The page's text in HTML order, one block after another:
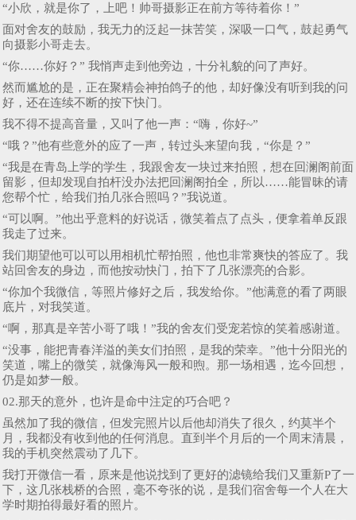
“小欣，就是你了，上吧！帅哥摄影正在前方等待着你！”
面对舍友的鼓励，我无力的泛起一抹苦笑，深吸一口气，鼓起勇气
向摄影小哥走去。
“你……你好？” 我悄声走到他旁边，十分礼貌的问了声好。
然而尴尬的是，正在聚精会神拍鸽子的他，却好像没有听到我的问
好，还在连续不断的按下快门。
我不得不提高音量，又叫了他一声：“嗨，你好~”
“哦？”他有些意外的应了一声，转过头来望向我，“你是？”
“我是在青岛上学的学生，我跟舍友一块过来拍照，想在回澜阁前面
留影，但却发现自拍杆没办法把回澜阁拍全，所以……能冒昧的请
您帮个忙，给我们拍几张合照吗？”我说道。
“可以啊。”他出乎意料的好说话，微笑着点了点头，便拿着单反跟
我走了过来。
我们期望他可以可以用相机忙帮拍照，他也非常爽快的答应了。我
站回舍友的身边，而他按动快门，拍下了几张漂亮的合影。
“你加个我微信，等照片修好之后，我发给你。”他满意的看了两眼
底片，对我笑道。
“啊，那真是辛苦小哥了哦！”我的舍友们受宠若惊的笑着感谢道。
“没事，能把青春洋溢的美女们拍照，是我的荣幸。”他十分阳光的
笑道，嘴上的微笑，就像海风一般和煦。那一场相遇，迄今回想，
仍是如梦一般。
02.那天的意外，也许是命中注定的巧合吧？
虽然加了我的微信，但发完照片以后他却消失了很久，约莫半个
月，我都没有收到他的任何消息。直到半个月后的一个周末清晨，
我的手机突然震动了几下。
我打开微信一看，原来是他说找到了更好的滤镜给我们又重新P了一
下，这几张栈桥的合照，毫不夸张的说，是我们宿舍每一个人在大
学时期拍得最好看的照片。